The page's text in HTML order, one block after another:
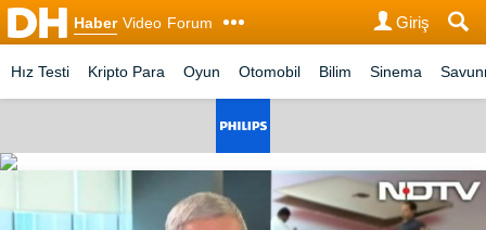
Haber Video Forum Giriş
Hız Testi Kripto Para Oyun Otomobil Bilim Sinema